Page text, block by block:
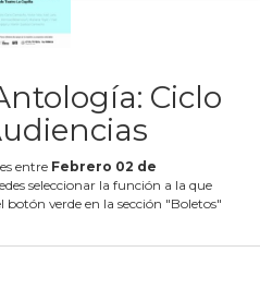
Ciclo
entre Febrero 02 de
seleccionar la función a la que
botón verde en la sección "Boletos"